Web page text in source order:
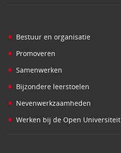
• Bestuur en organisatie
• Promoveren
• Samenwerken
• Bijzondere leerstoelen
• Nevenwerkzaamheden
• Werken bij de Open Universiteit